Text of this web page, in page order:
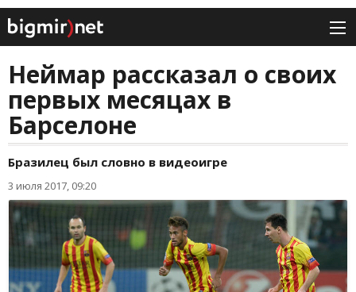
Неймар рассказал о своих
первых месяцах в
Барселоне
Бразилец был словно в видеоигре
3 июля 2017, 09:20